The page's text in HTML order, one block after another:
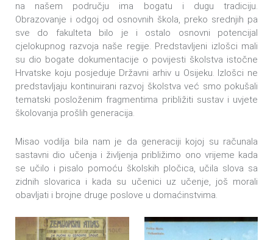
na našem području ima bogatu i dugu tradiciju.
Obrazovanje i odgoj od osnovnih škola, preko srednjih pa
sve do fakulteta bilo je i ostalo osnovni potencijal
cjelokupnog razvoja naše regije. Predstavljeni izlošci mali
su dio bogate dokumentacije o povijesti školstva istočne
Hrvatske koju posjeduje Državni arhiv u Osijeku. Izlošci ne
predstavljaju kontinuirani razvoj školstva već smo pokušali
tematski posloženim fragmentima približiti sustav i uvjete
školovanja prošlih generacija.
Misao vodilja bila nam je da generaciji kojoj su računala
sastavni dio učenja i življenja približimo ono vrijeme kada
se učilo i pisalo pomoću školskih pločica, učila slova sa
zidnih slovarica i kada su učenici uz učenje, još morali
obavljati i brojne druge poslove u domaćinstvima.